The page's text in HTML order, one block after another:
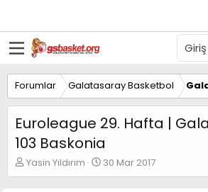
Forumlar Galatasaray Basketbol
Euroleague 29. Hafta |
103 Baskonia
K
o
Yasin Yıldırım
B
a
30 Mar 2017